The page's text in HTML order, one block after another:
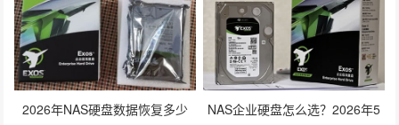
2026年NAS硬盘数据恢复多少
NAS企业硬盘怎么选？2026年5